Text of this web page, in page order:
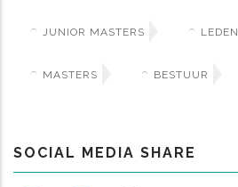
JUNIOR MASTERS LEDEN
MASTERS BESTUUR
SOCIAL MEDIA SHARE